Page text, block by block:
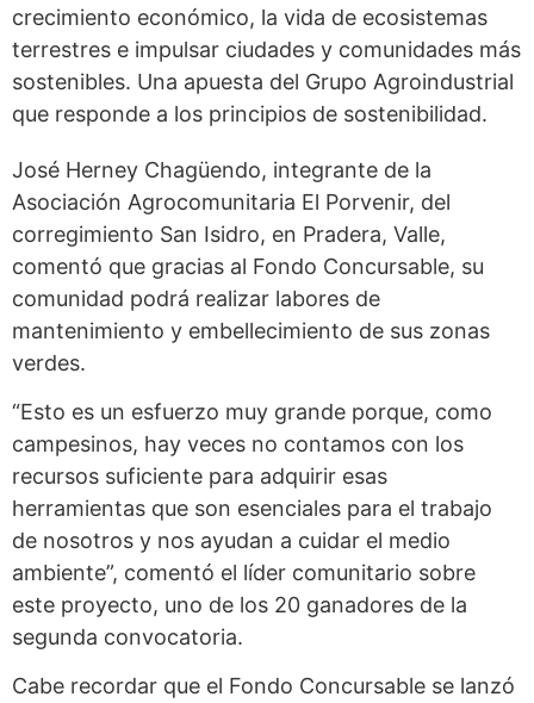
crecimiento económico, la vida de ecosistemas
terrestres e impulsar ciudades y comunidades más
sostenibles. Una apuesta del Grupo Agroindustrial
que responde a los principios de sostenibilidad.
José Herney Chagüendo, integrante de la
Asociación Agrocomunitaria El Porvenir, del
corregimiento San Isidro, en Pradera, Valle,
comentó que gracias al Fondo Concursable, su
comunidad podrá realizar labores de
mantenimiento y embellecimiento de sus zonas
verdes.
“Esto es un esfuerzo muy grande porque, como
campesinos, hay veces no contamos con los
recursos suficiente para adquirir esas
herramientas que son esenciales para el trabajo
de nosotros y nos ayudan a cuidar el medio
ambiente”, comentó el líder comunitario sobre
este proyecto, uno de los 20 ganadores de la
segunda convocatoria.
Cabe recordar que el Fondo Concursable se lanzó